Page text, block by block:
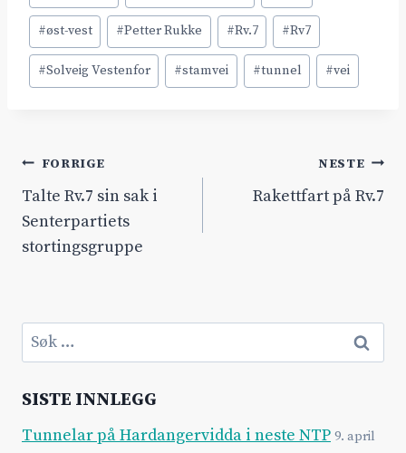
#øst-vest #Petter Rukke #Rv.7 #Rv7
#Solveig Vestenfor #stamvei #tunnel #vei
Innleggsnavigasjon
FORRIGE
Talte Rv.7 sin sak i
Senterpartiets
stortingsgruppe
NESTE
Rakettfart på Rv.7
Søk
etter:
SISTE INNLEGG
Tunnelar på Hardangervidda i neste NTP 9. april